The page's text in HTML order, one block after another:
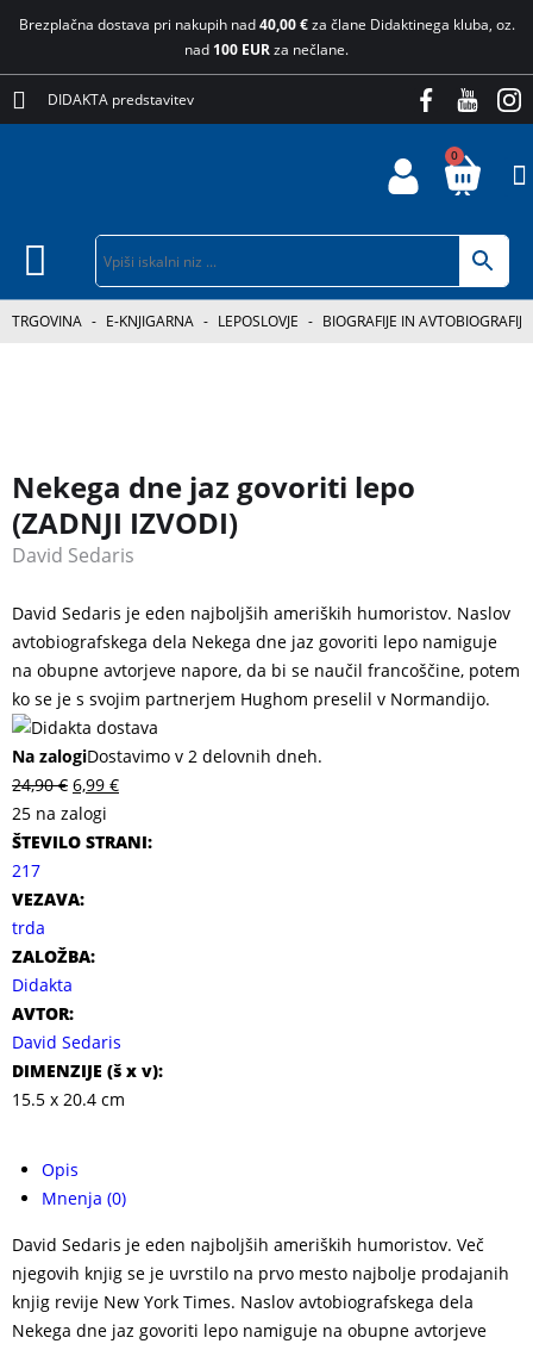
Brezplačna dostava pri nakupih nad40,00 €za člane Didaktinega kluba, oz.
nad 100 EURza nečlane.
DIDAKTA predstavitev
0
TRGOVINA - E-KNJIGARNA - LEPOSLOVJE - BIOGRAFIJE IN AVTOBIOGRAFIJE
Nekega dne jaz govoriti lepo
(ZADNJI IZVODI)
David Sedaris
David Sedaris je eden najboljših ameriških humoristov. Naslov
avtobiografskega dela Nekega dne jaz govoriti lepo namiguje
na obupne avtorjeve napore, da bi se naučil francoščine, potem
ko se je s svojim partnerjem Hughom preselil v Normandijo.
Na zalogiDostavimo v 2 delovnih dneh.
24,90€ 6,99 €
25 na zalogi
ŠTEVILO STRANI:
217
VEZAVA:
trda
ZALOŽBA:
Didakta
AVTOR:
David Sedaris
DIMENZIJE (š x v):
15.5 x 20.4 cm
Opis
Mnenja (0)
David Sedaris je eden najboljših ameriških humoristov. Več
njegovih knjig se je uvrstilo na prvo mesto najbolje prodajanih
knjig revije New York Times. Naslov avtobiografskega dela
Nekega dne jaz govoriti lepo namiguje na obupne avtorjeve